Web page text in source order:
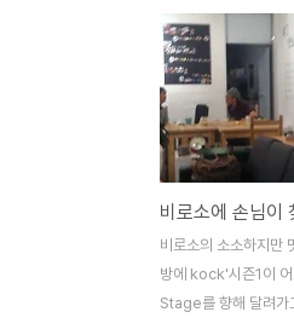
비로소에 손님이
비로소의 소소하지만
방에 kock'시즌1이
Stage를 향해 달려가